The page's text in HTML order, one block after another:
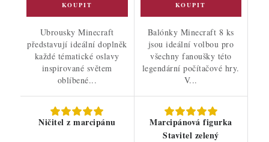
Ubrousky Minecraft
představují ideální doplněk
každé tématické oslavy
inspirované světem
oblíbené...
Balónky Minecraft 8 ks
jsou ideální volbou pro
všechny fanoušky této
legendární počítačové hry.
V...
Ničitel z marcipánu
Marcipánová figurka
Stavitel zelený